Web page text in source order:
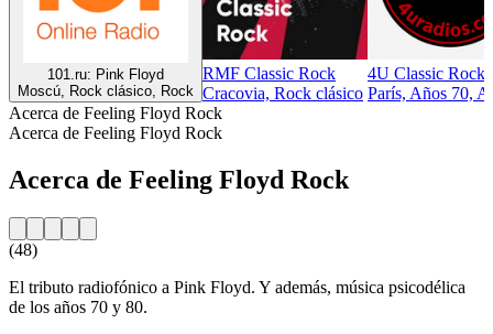
101.ru: Pink Floyd
Moscú, Rock clásico, Rock
RMF Classic Rock
Cracovia, Rock clásico
4U Classic Rock
París, Años 70,
Acerca de Feeling Floyd Rock
Acerca de Feeling Floyd Rock
Acerca de Feeling Floyd Rock
(48)
El tributo radiofónico a Pink Floyd. Y además, música psicodélica
de los años 70 y 80.